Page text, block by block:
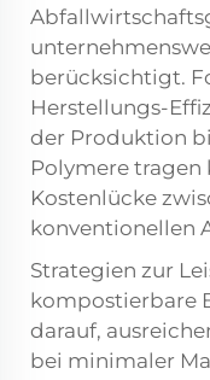
berücksichtigt.
Herstellungs-
der Produktion
Polymere
Kostenlücke
konventionellen
Strategien zur
kompostierbare
darauf,
bei minimaler